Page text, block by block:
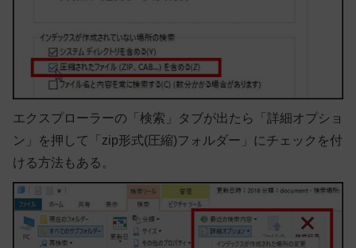
エクスプローラーの「検索」タブが出たら「詳細オプショ
ン」を押して「zip形式(圧縮)フォルダー」にチェックを付
ける方法もある。